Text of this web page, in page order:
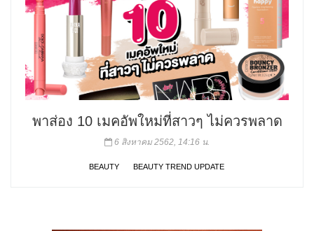
พาส่อง 10 เมคอัพใหม่ที่สาวๆ ไม่ควรพลาด
6 สิงหาคม 2562, 14:16 น.
BEAUTY BEAUTY TREND UPDATE